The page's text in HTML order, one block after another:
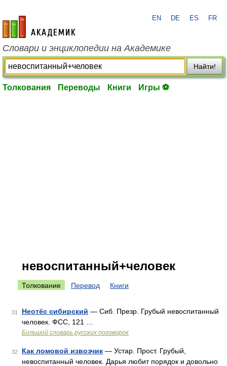
academic.ru
EN DE ES FR
Словари и энциклопедии на Академике
Найти!
Толкования Переводы Книги Игры ⚽
невоспитанный+человек
Толкование Перевод Книги
31 Неотёс сибирский — Сиб. Презр. Грубый невоспитанный
человек. ФСС, 121 …
Большой словарь русских поговорок
32 Как ломовой извозчик — Устар. Прост. Грубый,
невоспитанный человек. Дарья любит порядок и довольно